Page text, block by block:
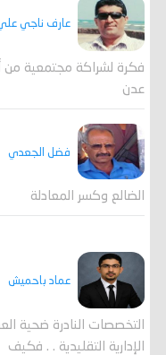
عارف ناجي
فكرة لشراكة مجتمعية من
عدن
فضل الجعدي
الضالع وكسر المعادلة
عماد باحميش
التخصصات النادرة ضحية
الإدارية التقليدية . . فكيف